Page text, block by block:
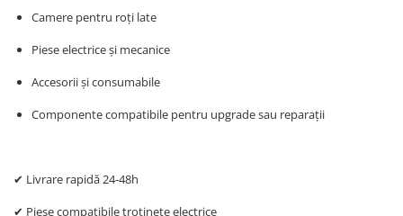
Camere pentru roți late
Piese electrice și mecanice
Accesorii și consumabile
Componente compatibile pentru upgrade sau reparații
✔ Livrare rapidă 24-48h
✔ Piese compatibile trotinete electrice